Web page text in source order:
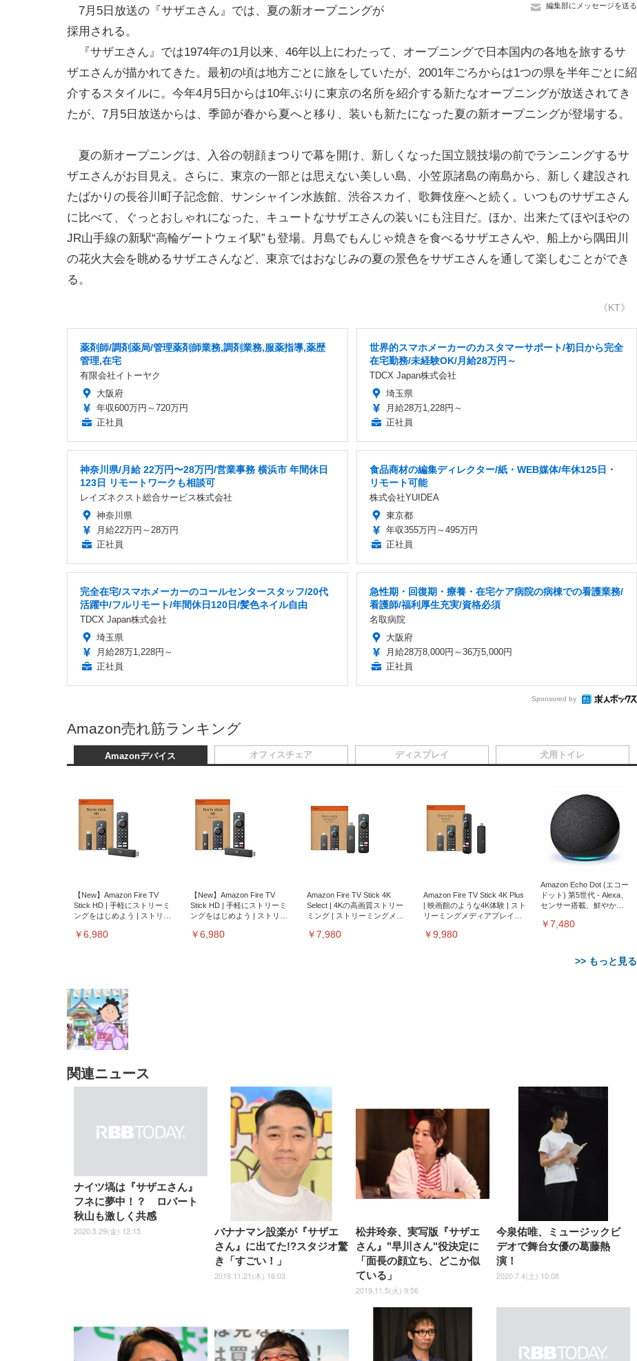
編集部にメッセージを送る
7月5日放送の『サザエさん』では、夏の新オープニングが
採用される。
『サザエさん』では1974年の1月以来、46年以上にわたって、オープニングで日本国内の各地を旅するサ
ザエさんが描かれてきた。最初の頃は地方ごとに旅をしていたが、2001年ごろからは1つの県を半年ごとに紹
介するスタイルに。今年4月5日からは10年ぶりに東京の名所を紹介する新たなオープニングが放送されてき
たが、7月5日放送からは、季節が春から夏へと移り、装いも新たになった夏の新オープニングが登場する。
夏の新オープニングは、入谷の朝顔まつりで幕を開け、新しくなった国立競技場の前でランニングするサ
ザエさんがお目見え。さらに、東京の一部とは思えない美しい島、小笠原諸島の南島から、新しく建設され
たばかりの長谷川町子記念館、サンシャイン水族館、渋谷スカイ、歌舞伎座へと続く。いつものサザエさん
に比べて、ぐっとおしゃれになった、キュートなサザエさんの装いにも注目だ。ほか、出来たてほやほやの
JR山手線の新駅“高輪ゲートウェイ駅”も登場。月島でもんじゃ焼きを食べるサザエさんや、船上から隅田川
の花火大会を眺めるサザエさんなど、東京ではおなじみの夏の景色をサザエさんを通して楽しむことができ
る。
《KT》
薬剤師/調剤薬局/管理薬剤師業務,調剤業務,服薬指導,薬歴
管理,在宅
有限会社イトーヤク
大阪府
年収600万円～720万円
正社員
世界的スマホメーカーのカスタマーサポート/初日から完全
在宅勤務/未経験OK/月給28万円～
TDCX Japan株式会社
埼玉県
月給28万1,228円～
正社員
神奈川県/月給 22万円〜28万円/営業事務 横浜市 年間休日
123日 リモートワークも相談可
レイズネクスト総合サービス株式会社
神奈川県
月給22万円～28万円
正社員
食品商材の編集ディレクター/紙・WEB媒体/年休125日・
リモート可能
株式会社YUIDEA
東京都
年収355万円～495万円
正社員
完全在宅/スマホメーカーのコールセンタースタッフ/20代
活躍中/フルリモート/年間休日120日/髪色ネイル自由
TDCX Japan株式会社
埼玉県
月給28万1,228円～
正社員
急性期・回復期・療養・在宅ケア病院の病棟での看護業務/
看護師/福利厚生充実/資格必須
名取病院
大阪府
月給28万8,000円～36万5,000円
正社員
Sponsored by
Amazon売れ筋ランキング
Amazonデバイス
【New】Amazon Fire TV
Stick HD | 手軽にストリーミ
ングをはじめよう | ストリー
￥6,980
【New】Amazon Fire TV
Stick HD | 手軽にストリーミ
ングをはじめよう | ストリー
￥6,980
Amazon Fire TV Stick 4K
Select | 4Kの高画質ストリー
ミング | ストリーミングメデ
￥7,980
Amazon Fire TV Stick 4K Plus
| 映画館のような4K体験 | スト
リーミングメディアプレイヤ
￥9,980
Amazon Echo Dot (エコー
ドット) 第5世代 - Alexa、
センサー搭載、鮮やかな
￥7,480
>> もっと見る
オフィスチェア
ト 約105度ロッキング pc 事務
椅子 360度回転 座面昇降 強化
￥5,699
SIHOO B100 オフィスチェア
／デスクチェア メッシュチェ
ア 人間工学 疲れない ブラッ
Sezlife オフィスチェア デスク
チェア 疲れない テレワーク
チェア 強化バックレスト 30
度ロッキング機能 人間工学 椅
子 腰サポート 90度跳ね上げ
式アームレスト 3Dヘッドレス
ト ハンガー付き 高反発クッシ
ョン PCチェア 通気性メッシ
ュ ゲーミング/勉強/事務用 お
しゃれ パソコンチェア (ブラ
ック)
￥7,680
チェア 疲れない テレワーク
チェア 強化バックレスト 30度
ロッキング機能 人間工学 椅子
腰サポート 90度跳ね上げ式ア
ームレスト 3Dヘッドレスト
ハンガー付き 高反発クッショ
ン PCチェア 通気性メッシュ
ゲーミング/勉強/事務用 おし
ゃれ パソコンチェア (ホワイ
ト)
￥7,680
ANDWINT オフィスチェ
ッシュ 通気性 ランバーサ
ポート付き 腰サポート ガ
ス圧無段階昇降 360度回
転 キャスター付き コンパ
クト 幅52×奥行58.5×高さ
84～96cm テレワーク 在
宅勤務 ブラック
￥4,139
ディスプレイ
￥105,595
EIZO ビジネス向けプレミア
ムモニター | FlexScan
EV2740X-WT | 27.0型4K
UHD・USB Type-C・ホワイ
【純正品】27"ゲーミングモ
ニター DualSense 充電フッ
ク付き（CFI-ZDM1J）
￥49,979
ニター フル
HD（1920×1080）VA 非光
沢 HDMI/DisplayPort/VGA
スピーカー内蔵 高さ調整 ス
イベル VESA対応
ComfortView ビジネス向け
￥15,800
【MiniLED/24.5inch/280Hz/FHD】
GRAPHT THE SHOOTER
Gaming Monitor 24” Essential ゲ
ーミングモニター QD 24.5インチ
1ms FHD 量子ドット 残像低減 (3
年保証 | 輝点保証 | 日本メーカー)
￥34,980
犬用トイレ
￥3,373
Amazonベーシック ペットシ
ーツ 厚型 ワイド 42枚x2袋(84
枚) ホワイト(吸収面:ライトブ
ネオ・ルーライフ ネオ・オム
ツ L 中型犬用 26枚入り 単品
￥1,800
ック) 【Amazon.co.jp限定】
Smart Basic アイリスオーヤマ
ペットシーツ 超厚型 お徳用
ワイド 100枚入 (x 1) (ケース
販売)
￥3,670
アイリスオーヤマ ペット
ュラー 200枚入
【Amazon.co.jp限定】
￥3,731
関連ニュース
ナイツ塙は『サザエさん』
フネに夢中！？ ロバート
秋山も激しく共感
2020.5.29(金) 12:15
バナナマン設楽が『サザエ
さん』に出てた!?スタジオ驚
き「すごい！」
2019.11.21(木) 16:03
松井玲奈、実写版『サザエ
さん』"早川さん"役決定に
「面長の顔立ち、どこか似
ている」
2019.11.5(火) 9:56
今泉佑唯、ミュージックビ
デオで舞台女優の葛藤熱
演！
2020.7.4(土) 10:08